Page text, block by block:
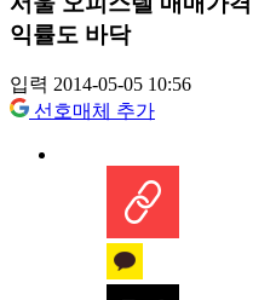
익률도 바닥
입력 2014-05-05 10:56
선호매체 추가